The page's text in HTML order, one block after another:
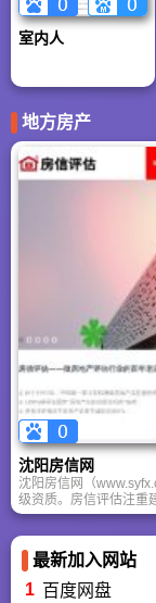
室内人
地方房产
沈阳房信网
沈阳房信网（
级资质。房信评估注重
才干和潜能的工作氛围
和谐圆满。房信评估累
元。估价项目包括土地
工程和综合性房地产等。
最新加入网站
1 百度网盘